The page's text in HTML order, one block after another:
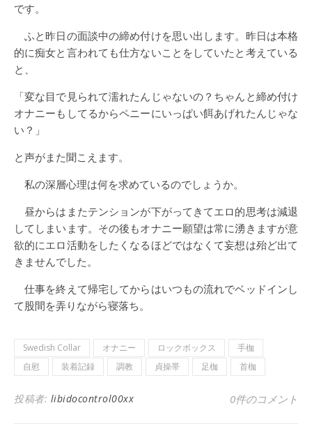
です。
ふと昨日の面談中の締め付けを思い出します。昨日は本格
的に痴女と言われても仕方ないことをしていたと考えている
と、
「変な目で見られて濡れたんじゃないの？ちゃんと締め付け
オナニーもしてるからペニーにいっぱい餌あげれたんじゃな
い？」
と声がまた聞こえます。
私の深層心理は何を求めているのでしょうか。
昼からはまたテンションが下がってきてエロ的思考は減退
してしまいます。その後もオナニー願望は常に湧きますが意
欲的にエロ活動をしたくなるほどではなくて妄想は殆ど出て
きませんでした。
仕事を終えて帰宅してからはいつもの流れでベッドインし
て股間を弄りながら寝落ち。
Swedish Collar オナニー ロックボックス
手枷
自慰
装着記録 調教 貞操帯 足枷 首枷
投稿者: libidocontrol00xx 0件のコメント